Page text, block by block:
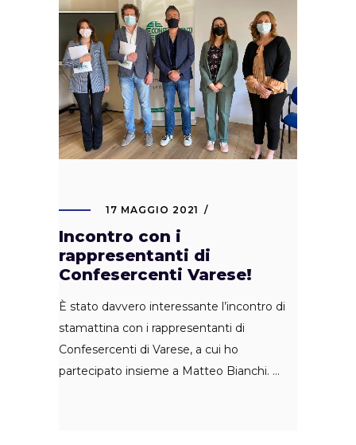
17 MAGGIO 2021
Incontro con i
rappresentanti di
Confesercenti Varese!
È stato davvero interessante l’incontro di
stamattina con i rappresentanti di
Confesercenti di Varese, a cui ho
partecipato insieme a Matteo Bianchi.